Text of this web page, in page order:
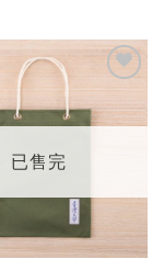
「願
望輕
已售完